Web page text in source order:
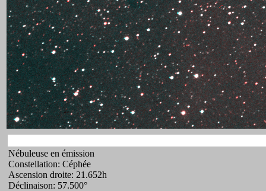
Nébuleuse en émission
Constellation: Céphée
Ascension droite: 21.652h
Déclinaison: 57.500°